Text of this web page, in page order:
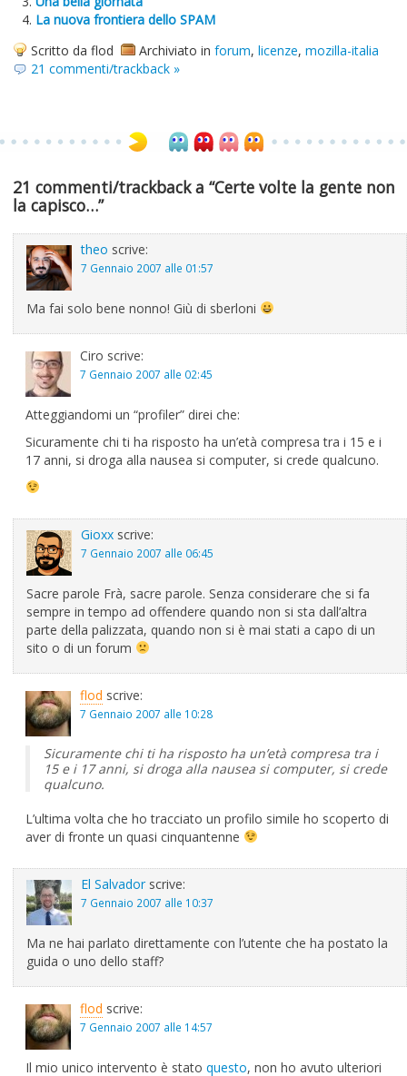
La nuova frontiera dello SPAM
Scritto da flod
Archiviato in forum, licenze, mozilla-italia
21 commenti/trackback »
21 commenti/trackback a “Certe volte la gente non
la capisco…”
theo scrive:
7 Gennaio 2007 alle 01:57
Ma fai solo bene nonno! Giù di sberloni
Ciro scrive:
7 Gennaio 2007 alle 02:45
Atteggiandomi un “profiler” direi che:
Sicuramente chi ti ha risposto ha un’età compresa tra i 15 e i
17 anni, si droga alla nausea si computer, si crede qualcuno.
Gioxx scrive:
7 Gennaio 2007 alle 06:45
Sacre parole Frà, sacre parole. Senza considerare che si fa
sempre in tempo ad offendere quando non si sta dall’altra
parte della palizzata, quando non si è mai stati a capo di un
sito o di un forum
flod scrive:
7 Gennaio 2007 alle 10:28
Sicuramente chi ti ha risposto ha un’età compresa tra i
15 e i 17 anni, si droga alla nausea si computer, si crede
qualcuno.
L’ultima volta che ho tracciato un profilo simile ho scoperto di
aver di fronte un quasi cinquantenne
El Salvador scrive:
7 Gennaio 2007 alle 10:37
Ma ne hai parlato direttamente con l’utente che ha postato la
guida o uno dello staff?
flod scrive:
7 Gennaio 2007 alle 14:57
Il mio unico intervento è stato questo, non ho avuto ulteriori